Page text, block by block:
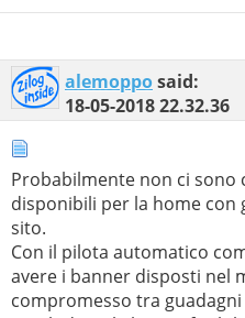
alemopposaid:
18-05-201822.32.36
Probabilmente non ci sono
disponibili per la home
sito.
Con il pilota automatico
avere i banner disposti nel
compromesso tra